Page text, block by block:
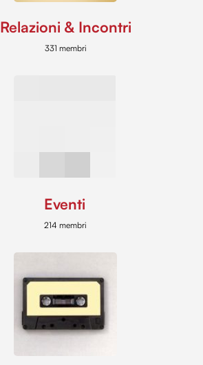
Relazioni & Incontri
331 membri
Eventi
214 membri